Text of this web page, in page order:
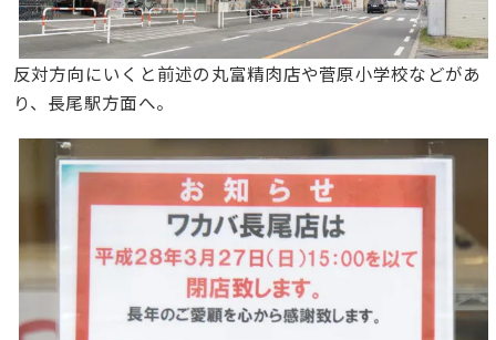
反対方向にいくと前述の丸富精肉店や菅原小学校などがあ
り、長尾駅方面へ。